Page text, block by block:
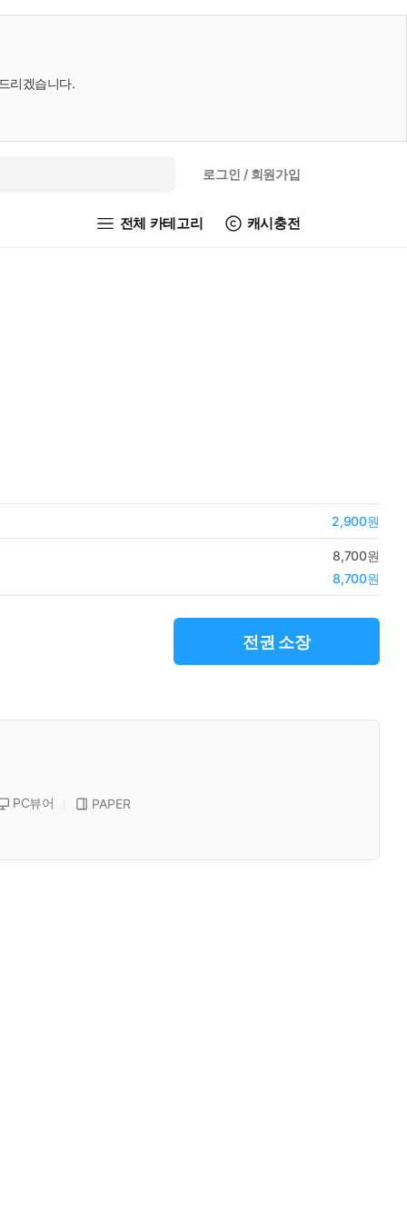
리겠습니다.
로그인 / 회원가입
전체 카테고리 캐시충전
2,900원
8,700원
8,700원
전권 소장
PC뷰어 PAPER